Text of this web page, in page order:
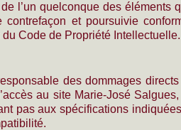
l’un quelconque des éléments
contrefaçon et poursuivie
Code de Propriété Intellectuelle.
des dommages
au site Marie-José
pas aux spécifications